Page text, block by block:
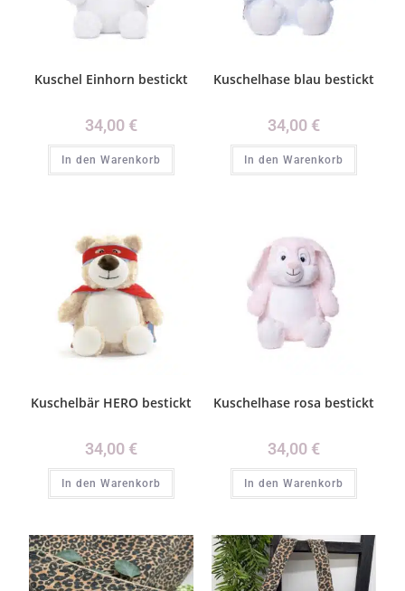
Kuschel Einhorn bestickt
34,00 €
In den Warenkorb
Kuschelhase blau bestickt
34,00 €
In den Warenkorb
Kuschelbär HERO bestickt
34,00 €
In den Warenkorb
Kuschelhase rosa bestickt
34,00 €
In den Warenkorb